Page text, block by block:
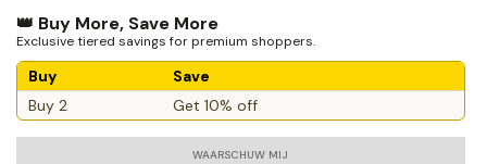
👑 Buy More, Save More
Exclusive tiered savings for premium shoppers.
Buy
Save
Buy 2
Get 10% off
WAARSCHUW MIJ